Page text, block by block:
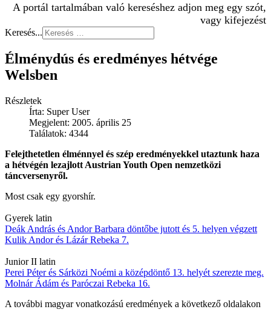
A portál tartalmában való kereséshez adjon meg egy szót,
vagy kifejezést
Keresés...
Élménydús és eredményes hétvége
Welsben
Részletek
Írta: Super User
Megjelent: 2005. április 25
Találatok: 4344
Felejthetetlen élménnyel és szép eredményekkel utaztunk haza
a hétvégén lezajlott Austrian Youth Open nemzetközi
táncversenyről.
Most csak egy gyorshír.
Gyerek latin
Deák András és Andor Barbara döntőbe jutott és 5. helyen végzett
Kulik Andor és Lázár Rebeka 7.
Junior II latin
Perei Péter és Sárközi Noémi a középdöntő 13. helyét szerezte meg.
Molnár Ádám és Paróczai Rebeka 16.
A további magyar vonatkozású eredmények a következő oldalakon